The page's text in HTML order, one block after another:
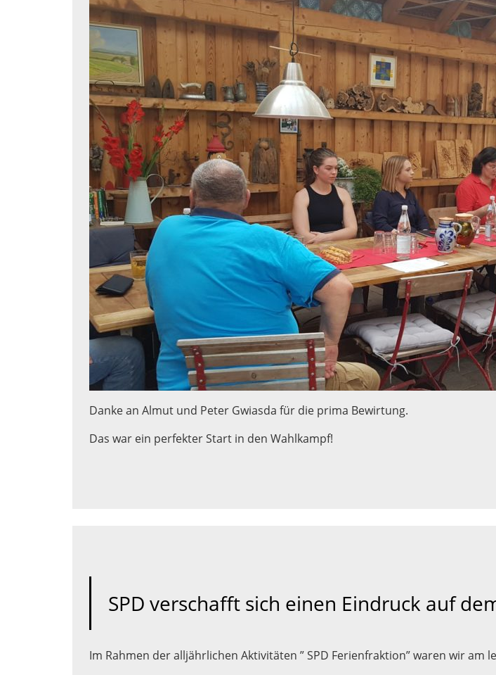
Danke an Almut und Peter Gwiasda für die prima Bewirtung.
Das war ein perfekter Start in den Wahlkampf!
SPD verschafft sich einen Eindruck auf
Im Rahmen der alljährlichen Aktivitäten ” SPD Ferienfraktion” waren wir am